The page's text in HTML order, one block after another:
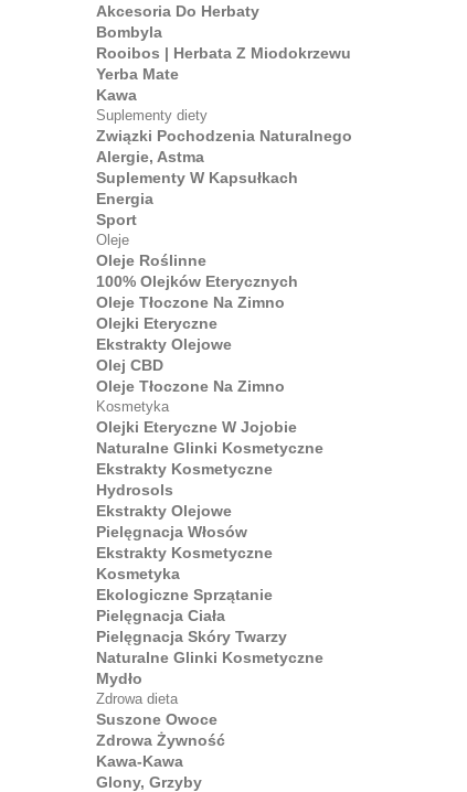
Akcesoria Do Herbaty
Bombyla
Rooibos | Herbata Z Miodokrzewu
Yerba Mate
Kawa
Suplementy diety
Związki Pochodzenia Naturalnego
Alergie, Astma
Suplementy W Kapsułkach
Energia
Sport
Oleje
Oleje Roślinne
100% Olejków Eterycznych
Oleje Tłoczone Na Zimno
Olejki Eteryczne
Ekstrakty Olejowe
Olej CBD
Oleje Tłoczone Na Zimno
Kosmetyka
Olejki Eteryczne W Jojobie
Naturalne Glinki Kosmetyczne
Ekstrakty Kosmetyczne
Hydrosols
Ekstrakty Olejowe
Pielęgnacja Włosów
Ekstrakty Kosmetyczne
Kosmetyka
Ekologiczne Sprzątanie
Pielęgnacja Ciała
Pielęgnacja Skóry Twarzy
Naturalne Glinki Kosmetyczne
Mydło
Zdrowa dieta
Suszone Owoce
Zdrowa Żywność
Kawa-Kawa
Glony, Grzyby